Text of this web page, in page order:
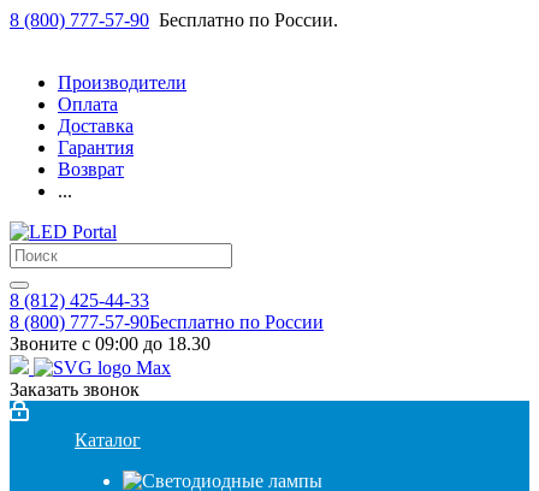
8 (800) 777-57-90 Бесплатно по России.
Производители
Оплата
Доставка
Гарантия
Возврат
...
8 (812) 425-44-33
8 (800) 777-57-90Бесплатно по России
Звоните с 09:00 до 18.30
Заказать звонок
Каталог